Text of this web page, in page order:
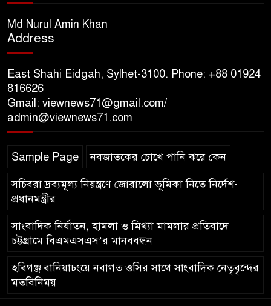
গভীর শ্রদ্ধা নিবেদন
শতাংশই সিলেটি
হাসপাতালে ৩৫১ জন
Md Nurul Amin Khan
Address
East Shahi Eidgah, Sylhet-3100. Phone: +88 01924
816626
Gmail: viewnews71@gmail.com/
admin@viewnews71.com
Sample Page নবজাতকের চোখে পানি ঝরে কেন
সচিবরা দ্রব্যমূল্য নিয়ন্ত্রণে জোরালো ভূমিকা নিতে নির্দেশ-
প্রধানমন্ত্রীর
সাংবাদিক নির্যাতন, হামলা ও মিথ্যা মামলার প্রতিবাদে
চট্টগ্রামে বিএমএসএস’র মানববন্ধন
হবিগঞ্জ বানিয়াচংয়ে নবাগত ওসির সাথে সাংবাদিক নেতৃবৃন্দের
মতবিনিময়